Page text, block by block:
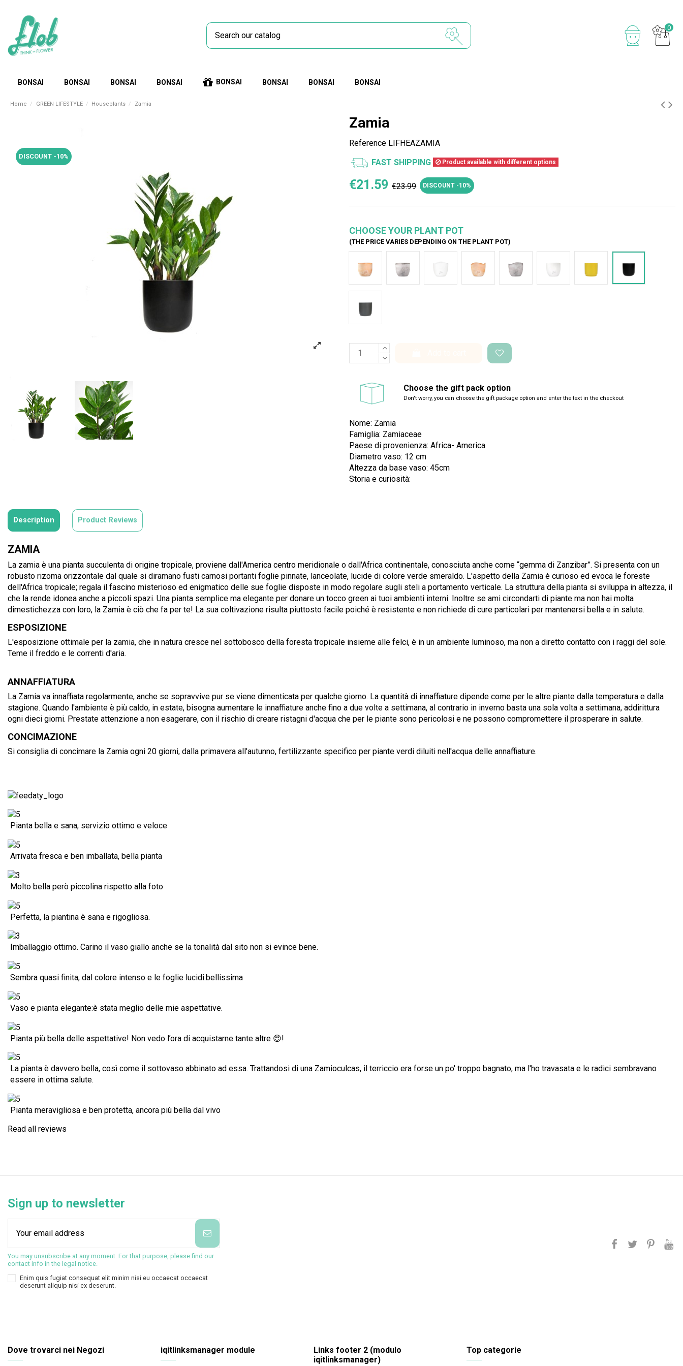
0
BONSAI BONSAI BONSAI BONSAI BONSAI BONSAI BONSAI BONSAI
Home GREEN LIFESTYLE Houseplants Zamia
DISCOUNT -10%
Zamia
Reference LIFHEAZAMIA
FAST SHIPPING Product available with different options
€21.59 €23.99 DISCOUNT -10%
CHOOSE YOUR PLANT POT
(THE PRICE VARIES DEPENDING ON THE PLANT POT)
Choose the gift pack option
Don't worry, you can choose the gift package option and enter the text in the checkout
Nome: Zamia
Famiglia: Zamiaceae
Paese di provenienza: Africa- America
Diametro vaso: 12 cm
Altezza da base vaso: 45cm
Storia e curiosità:
Description Product Reviews
ZAMIA
La zamia è una pianta succulenta di origine tropicale, proviene dall'America centro meridionale o dall'Africa continentale, conosciuta anche come “gemma di Zanzibar”. Si presenta con un
robusto rizoma orizzontale dal quale si diramano fusti carnosi portanti foglie pinnate, lanceolate, lucide di colore verde smeraldo. L'aspetto della Zamia è curioso ed evoca le foreste
dell'Africa tropicale; regala il fascino misterioso ed enigmatico delle sue foglie disposte in modo regolare sugli steli a portamento verticale. La struttura della pianta si sviluppa in altezza, il
che la rende idonea anche a piccoli spazi. Una pianta semplice ma elegante per donare un tocco green ai tuoi ambienti interni. Inoltre se ami circondarti di piante ma non hai molta
dimestichezza con loro, la Zamia è ciò che fa per te! La sua coltivazione risulta piuttosto facile poiché è resistente e non richiede di cure particolari per mantenersi bella e in salute.
ESPOSIZIONE
L'esposizione ottimale per la zamia, che in natura cresce nel sottobosco della foresta tropicale insieme alle felci, è in un ambiente luminoso, ma non a diretto contatto con i raggi del sole.
Teme il freddo e le correnti d'aria.
ANNAFFIATURA
La Zamia va innaffiata regolarmente, anche se sopravvive pur se viene dimenticata per qualche giorno. La quantità di innaffiature dipende come per le altre piante dalla temperatura e dalla
stagione. Quando l'ambiente è più caldo, in estate, bisogna aumentare le innaffiature anche fino a due volte a settimana, al contrario in inverno basta una sola volta a settimana, addirittura
ogni dieci giorni. Prestate attenzione a non esagerare, con il rischio di creare ristagni d'acqua che per le piante sono pericolosi e ne possono compromettere il prosperare in salute.
CONCIMAZIONE
Si consiglia di concimare la Zamia ogni 20 giorni, dalla primavera all'autunno, fertilizzante specifico per piante verdi diluiti nell'acqua delle annaffiature.
Pianta bella e sana, servizio ottimo e veloce
Arrivata fresca e ben imballata, bella pianta
Molto bella però piccolina rispetto alla foto
Perfetta, la piantina è sana e rigogliosa.
Imballaggio ottimo. Carino il vaso giallo anche se la tonalità dal sito non si evince bene.
Sembra quasi finita, dal colore intenso e le foglie lucidi.bellissima
Vaso e pianta elegante:è stata meglio delle mie aspettative.
Pianta più bella delle aspettative! Non vedo l’ora di acquistarne tante altre 😍!
La pianta è davvero bella, così come il sottovaso abbinato ad essa. Trattandosi di una Zamioculcas, il terriccio era forse un po' troppo bagnato, ma l'ho travasata e le radici sembravano
essere in ottima salute.
Pianta meravigliosa e ben protetta, ancora più bella dal vivo
Read all reviews
Sign up to newsletter
You may unsubscribe at any moment. For that purpose, please find our
contact info in the legal notice.
Enim quis fugiat consequat elit minim nisi eu occaecat occaecat
deserunt aliquip nisi ex deserunt.
Dove trovarci nei Negozi iqitlinksmanager module
Links footer 2 (modulo
iqitlinksmanager)
Top categorie